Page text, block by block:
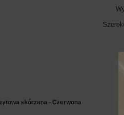
skórzana - Czerwona